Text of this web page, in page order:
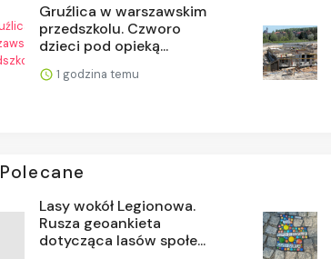
Gruźlica w warszawskim
przedszkolu. Czworo
dzieci pod opieką...
1 godzina temu
Polecane
Lasy wokół Legionowa.
Rusza geoankieta
dotycząca lasów społe...